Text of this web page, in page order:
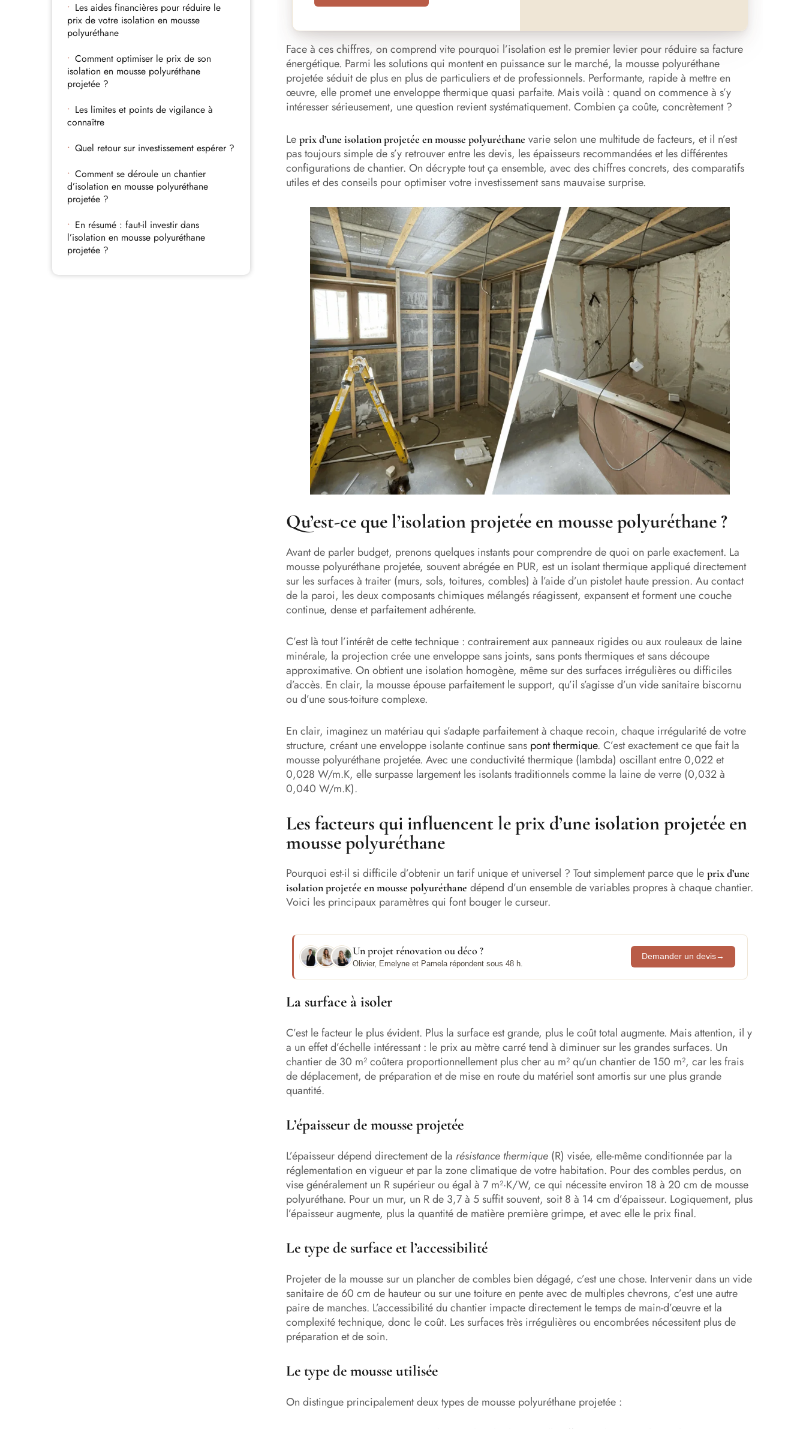
Les aides financières pour réduire le
prix de votre isolation en mousse
polyuréthane
Comment optimiser le prix de son
isolation en mousse polyuréthane
projetée ?
Les limites et points de vigilance à
connaître
Quel retour sur investissement espérer ?
Comment se déroule un chantier
d’isolation en mousse polyuréthane
projetée ?
En résumé : faut-il investir dans
l’isolation en mousse polyuréthane
projetée ?
Face à ces chiffres, on comprend vite pourquoi l’isolation est le premier levier pour réduire sa facture
énergétique. Parmi les solutions qui montent en puissance sur le marché, la mousse polyuréthane
projetée séduit de plus en plus de particuliers et de professionnels. Performante, rapide à mettre en
œuvre, elle promet une enveloppe thermique quasi parfaite. Mais voilà : quand on commence à s’y
intéresser sérieusement, une question revient systématiquement. Combien ça coûte, concrètement ?
Le prix d’une isolation projetée en mousse polyuréthane varie selon une multitude de facteurs, et il n’est
pas toujours simple de s’y retrouver entre les devis, les épaisseurs recommandées et les différentes
configurations de chantier. On décrypte tout ça ensemble, avec des chiffres concrets, des comparatifs
utiles et des conseils pour optimiser votre investissement sans mauvaise surprise.
Qu’est-ce que l’isolation projetée en mousse polyuréthane ?
Avant de parler budget, prenons quelques instants pour comprendre de quoi on parle exactement. La
mousse polyuréthane projetée, souvent abrégée en PUR, est un isolant thermique appliqué directement
sur les surfaces à traiter (murs, sols, toitures, combles) à l’aide d’un pistolet haute pression. Au contact
de la paroi, les deux composants chimiques mélangés réagissent, expansent et forment une couche
continue, dense et parfaitement adhérente.
C’est là tout l’intérêt de cette technique : contrairement aux panneaux rigides ou aux rouleaux de laine
minérale, la projection crée une enveloppe sans joints, sans ponts thermiques et sans découpe
approximative. On obtient une isolation homogène, même sur des surfaces irrégulières ou difficiles
d’accès. En clair, la mousse épouse parfaitement le support, qu’il s’agisse d’un vide sanitaire biscornu
ou d’une sous-toiture complexe.
En clair, imaginez un matériau qui s’adapte parfaitement à chaque recoin, chaque irrégularité de votre
structure, créant une enveloppe isolante continue sans pont thermique. C’est exactement ce que fait la
mousse polyuréthane projetée. Avec une conductivité thermique (lambda) oscillant entre 0,022 et
0,028 W/m.K, elle surpasse largement les isolants traditionnels comme la laine de verre (0,032 à
0,040 W/m.K).
Les facteurs qui influencent le prix d’une isolation projetée en
mousse polyuréthane
Pourquoi est-il si difficile d’obtenir un tarif unique et universel ? Tout simplement parce que le prix d’une
isolation projetée en mousse polyuréthane dépend d’un ensemble de variables propres à chaque chantier.
Voici les principaux paramètres qui font bouger le curseur.
Un projet rénovation ou déco ?
Olivier, Emelyne et Pamela répondent sous 48 h.
Demander un devis→
La surface à isoler
C’est le facteur le plus évident. Plus la surface est grande, plus le coût total augmente. Mais attention, il y
a un effet d’échelle intéressant : le prix au mètre carré tend à diminuer sur les grandes surfaces. Un
chantier de 30 m² coûtera proportionnellement plus cher au m² qu’un chantier de 150 m², car les frais
de déplacement, de préparation et de mise en route du matériel sont amortis sur une plus grande
quantité.
L’épaisseur de mousse projetée
L’épaisseur dépend directement de la résistance thermique (R) visée, elle-même conditionnée par la
réglementation en vigueur et par la zone climatique de votre habitation. Pour des combles perdus, on
vise généralement un R supérieur ou égal à 7 m²·K/W, ce qui nécessite environ 18 à 20 cm de mousse
polyuréthane. Pour un mur, un R de 3,7 à 5 suffit souvent, soit 8 à 14 cm d’épaisseur. Logiquement, plus
l’épaisseur augmente, plus la quantité de matière première grimpe, et avec elle le prix final.
Le type de surface et l’accessibilité
Projeter de la mousse sur un plancher de combles bien dégagé, c’est une chose. Intervenir dans un vide
sanitaire de 60 cm de hauteur ou sur une toiture en pente avec de multiples chevrons, c’est une autre
paire de manches. L’accessibilité du chantier impacte directement le temps de main-d’œuvre et la
complexité technique, donc le coût. Les surfaces très irrégulières ou encombrées nécessitent plus de
préparation et de soin.
Le type de mousse utilisée
On distingue principalement deux types de mousse polyuréthane projetée :